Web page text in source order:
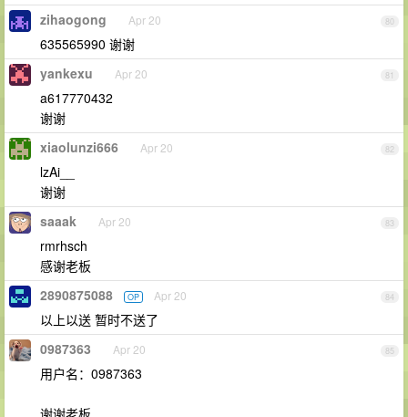
80
zihaogong Apr 20
635565990 谢谢
81
yankexu Apr 20
a617770432
谢谢
82
xiaolunzi666 Apr 20
lzAi__
谢谢
83
saaak Apr 20
rmrhsch
感谢老板
84
2890875088 OP Apr 20
以上以送 暂时不送了
85
0987363 Apr 20
用户名：0987363
谢谢老板